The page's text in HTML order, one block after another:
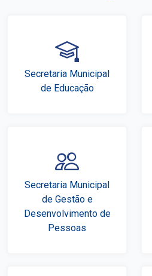
Portal do Contribuinte
Secretaria Municipal
de Educação
Secretaria Municipal
de Gestão e
Desenvolvimento de
Pessoas